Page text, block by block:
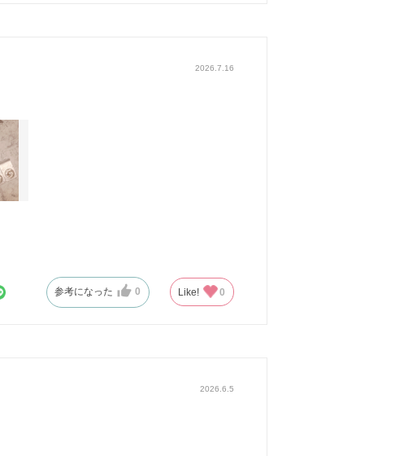
2026.7.16
参考になった 0 Like! 0
2026.6.5